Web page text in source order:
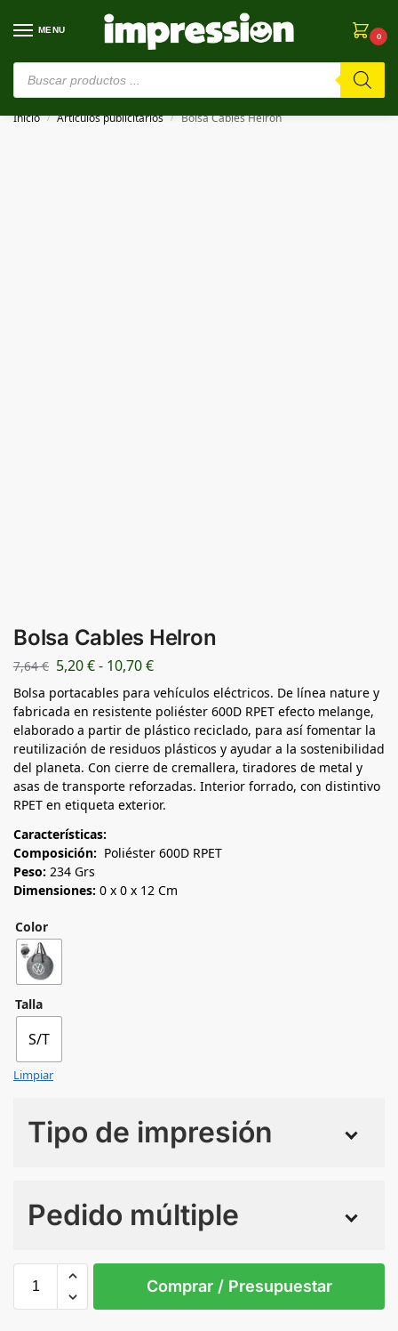
MENU
0
⚠️ Estamos en pruebas. Si algo falla, ¡Perdón!⚠️
Inicio / Artículos publicitarios / Bolsa Cables Helron
Bolsa Cables Helron
7,64€ 5,20€- 10,70€
Bolsa portacables para vehículos eléctricos. De línea nature y
fabricada en resistente poliéster 600D RPET efecto melange,
elaborado a partir de plástico reciclado, para así fomentar la
reutilización de residuos plásticos y ayudar a la sostenibilidad
del planeta. Con cierre de cremallera, tiradores de metal y
asas de transporte reforzadas. Interior forrado, con distintivo
RPET en etiqueta exterior.
Características:
Composición: Poliéster 600D RPET
Peso: 234 Grs
Dimensiones: 0 x 0 x 12 Cm
Color
Talla
S/T
Limpiar
Tipo de impresión
Pedido múltiple
Comprar / Presupuestar